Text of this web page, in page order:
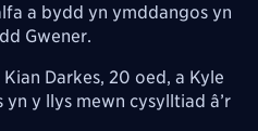
a bydd yn ymddangos yn
Gwener.
Darkes, 20 oed, a Kyle
y llys mewn cysylltiad â’r